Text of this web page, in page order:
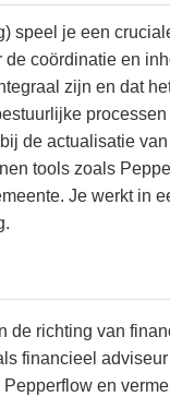
speel je een
coördinatie en
zijn en dat
de actualisatie
tools zoals
Je werkt in
de richting van
financieel adviseur
en